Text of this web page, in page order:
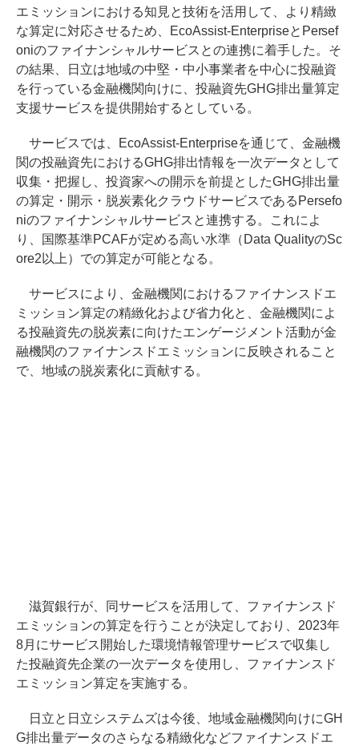
エミッションにおける知見と技術を活用して、より精緻
な算定に対応させるため、EcoAssist-EnterpriseとPersef
oniのファイナンシャルサービスとの連携に着手した。そ
の結果、日立は地域の中堅・中小事業者を中心に投融資
を行っている金融機関向けに、投融資先GHG排出量算定
支援サービスを提供開始するとしている。
サービスでは、EcoAssist-Enterpriseを通じて、金融機
関の投融資先におけるGHG排出情報を一次データとして
収集・把握し、投資家への開示を前提としたGHG排出量
の算定・開示・脱炭素化クラウドサービスであるPersefo
niのファイナンシャルサービスと連携する。これによ
り、国際基準PCAFが定める高い水準（Data QualityのSc
ore2以上）での算定が可能となる。
サービスにより、金融機関におけるファイナンスドエ
ミッション算定の精緻化および省力化と、金融機関によ
る投融資先の脱炭素に向けたエンゲージメント活動が金
融機関のファイナンスドエミッションに反映されること
で、地域の脱炭素化に貢献する。
滋賀銀行が、同サービスを活用して、ファイナンスド
エミッションの算定を行うことが決定しており、2023年
8月にサービス開始した環境情報管理サービスで収集し
た投融資先企業の一次データを使用し、ファイナンスド
エミッション算定を実施する。
日立と日立システムズは今後、地域金融機関向けにGH
G排出量データのさらなる精緻化などファイナンスドエ